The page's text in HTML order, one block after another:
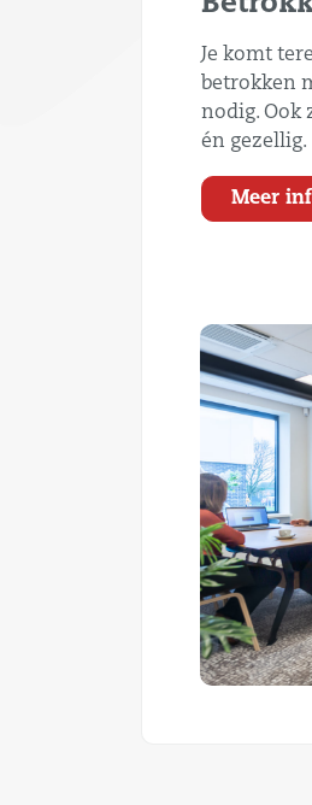
Je komt
betrokken
nodig. Ook
én gezellig.
Meer